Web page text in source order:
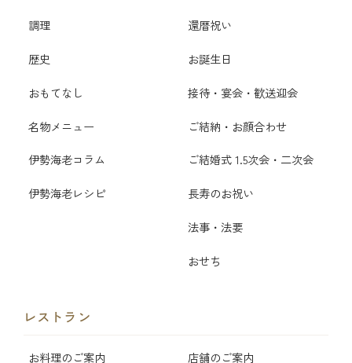
調理
歴史
おもてなし
名物メニュー
伊勢海老コラム
伊勢海老レシピ
還暦祝い
お誕生日
接待・宴会・歓送迎会
ご結納・お顔合わせ
ご結婚式 1.5次会・二次会
長寿のお祝い
法事・法要
おせち
レストラン
お料理のご案内 店舗のご案内